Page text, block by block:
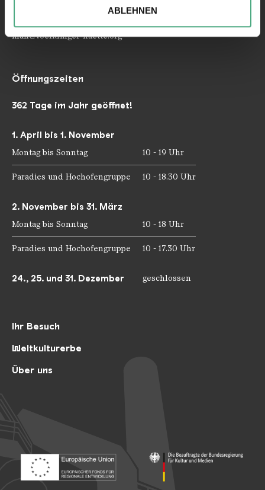
Partner führen diese Informationen möglicherweise mit
weiteren Daten zusammen, die Sie ihnen bereitgestellt
ABLEHNEN
Telefon: +49 6898 9100 100
mail@voelklinger-huette.org
Ihr Besuch
Weltkulturerbe
Über uns
Öffnungszeiten
362 Tage im Jahr geöffnet!
1. April bis 1. November
Montag bis Sonntag 10 - 19 Uhr
Paradies und Hochofengruppe 10 - 18.30 Uhr
2. November bis 31. März
Montag bis Sonntag 10 - 18 Uhr
Paradies und Hochofengruppe 10 - 17.30 Uhr
24., 25. und 31. Dezember geschlossen